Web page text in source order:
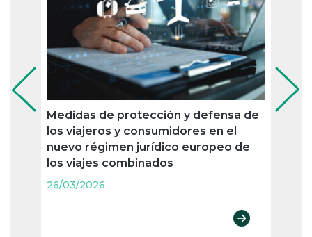
Medidas de protección y defensa de
los viajeros y consumidores en el
nuevo régimen jurídico europeo de
los viajes combinados
26/03/2026